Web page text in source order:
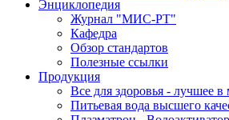
Энциклопедия
Журнал "МИС-РТ"
Кафедра
Обзор стандартов
Полезные ссылки
Продукция
Все для здоровья - лучшее в
Питьевая вода высшего